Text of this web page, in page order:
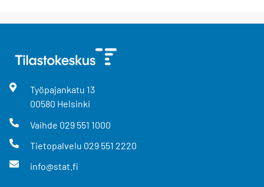
Työpajankatu 13
00580 Helsinki
Vaihde 029 551 1000
Tietopalvelu 029 551 2220
info@stat.fi